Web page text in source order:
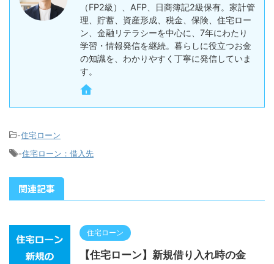
（FP2級）、AFP、日商簿記2級保有。家計管
理、貯蓄、資産形成、税金、保険、住宅ロー
ン、金融リテラシーを中心に、7年にわたり
学習・情報発信を継続。暮らしに役立つお金
の知識を、わかりやすく丁寧に発信していま
す。
-住宅ローン
-住宅ローン：借入先
関連記事
住宅ローン
【住宅ローン】新規借り入れ時の金